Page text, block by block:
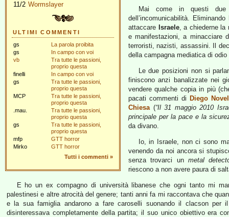
11/2 Wormslayer
ULTIMI COMMENTI
gs
La parola proibita
gs
In campo con voi
vb
Tra tutte le passioni,
proprio questa
finelli
In campo con voi
gs
Tra tutte le passioni,
proprio questa
MCP
Tra tutte le passioni,
proprio questa
.mau.
Tra tutte le passioni,
proprio questa
gs
Tra tutte le passioni,
proprio questa
mfp
GTT horror
Mirko
GTT horror
Tutti i commenti »
Mai come in questi
dell’incomunicabilità.
attaccare Israele, a chiederne la
e manifestazioni, a minacciare
terroristi, nazisti, assassini. Il
della campagna mediatica di
Le due posizioni non si
finiscono anzi banalizzate nei
vendere qualche copia in più
pacati commenti di Diego
Chiesa(“Il 31 maggio 2010
principale per la pace e la
da divano.
Io, in Israele, non ci sono
venendo da noi ancora si
senza trovarci un metal
riescono a non avere paura di
E ho un ex compagno di università libanese che ogni tanto mi
palestinesi e altre atrocità del genere; tanti anni fa mi raccontava che
e la sua famiglia andarono a fare caroselli suonando il clacson per
disinteressava completamente della partita; il suo unico obiettivo era